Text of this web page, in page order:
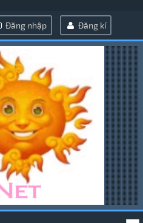
Đăng nhập Đăng kí